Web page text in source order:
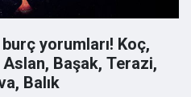
yorumları! Koç,
Başak, Terazi,
Balık